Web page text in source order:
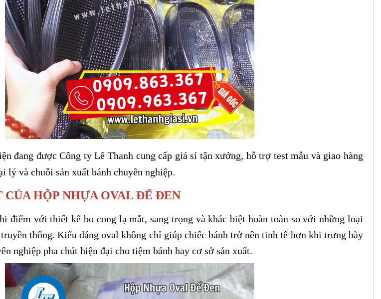
đang được Công ty Lê Thanh cung cấp giá sỉ tận xưởng, hỗ trợ test mẫu và giao hàng
lý và chuỗi sản xuất bánh chuyên nghiệp.
HỘP NHỰA OVAL ĐẾ ĐEN
điểm với thiết kế bo cong lạ mắt, sang trọng và khác biệt hoàn toàn so với những loại
thống. Kiểu dáng oval không chỉ giúp chiếc bánh trở nên tinh tế hơn khi trưng bày
nghiệp pha chút hiện đại cho tiệm bánh hay cơ sở sản xuất.